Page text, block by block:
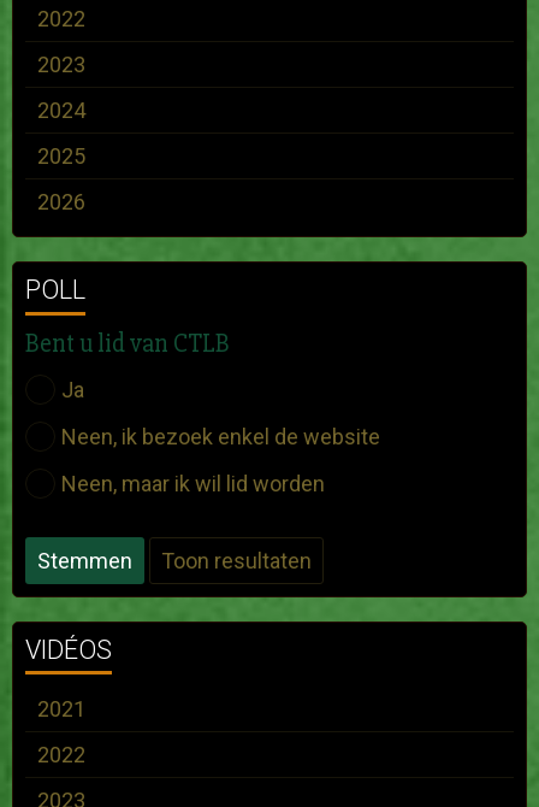
2022
2023
2024
2025
2026
POLL
Bent u lid van CTLB
Ja
Neen, ik bezoek enkel de website
Neen, maar ik wil lid worden
Stemmen Toon resultaten
VIDÉOS
2021
2022
2023